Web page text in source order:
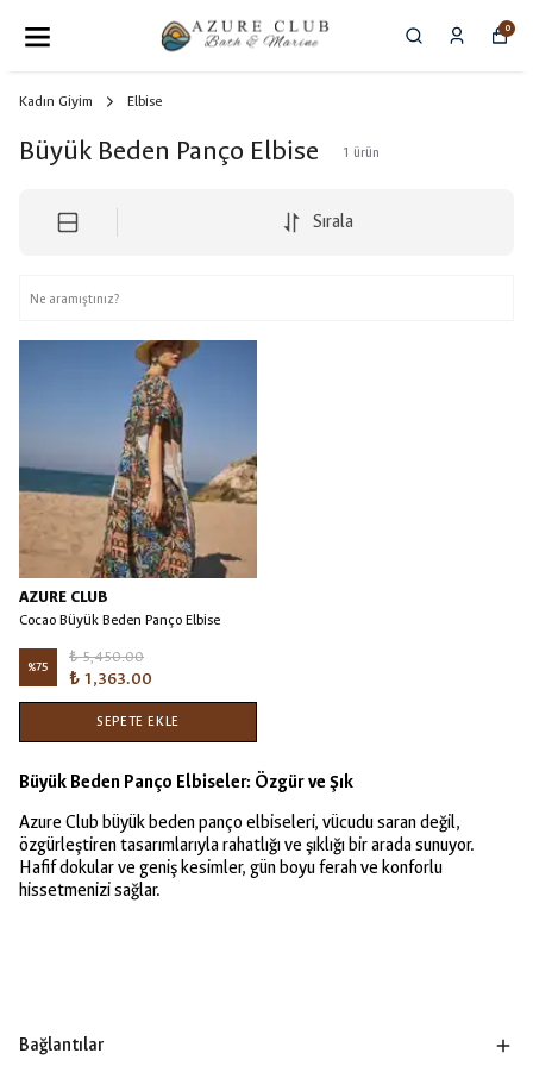
0
Kadın Giyim Elbise
Büyük Beden Panço Elbise 1 ürün
Sırala
AZURE CLUB
Cocao Büyük Beden Panço Elbise
%75
₺ 5,450.00
₺ 1,363.00
SEPETE EKLE
Büyük Beden Panço Elbiseler: Özgür ve Şık
Azure Club büyük beden panço elbiseleri, vücudu saran değil,
özgürleştiren tasarımlarıyla rahatlığı ve şıklığı bir arada sunuyor.
Hafif dokular ve geniş kesimler, gün boyu ferah ve konforlu
hissetmenizi sağlar.
Bağlantılar